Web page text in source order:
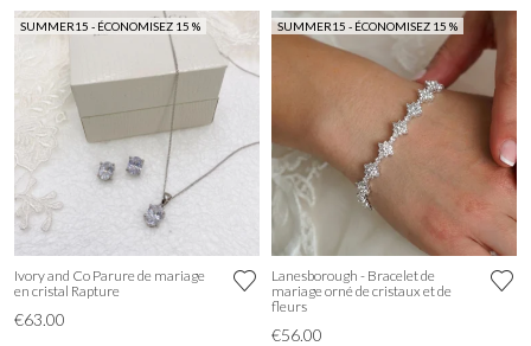
SUMMER15 - ÉCONOMISEZ 15 %
Ivory and Co Parure de mariage
en cristal Rapture
€63.00
SUMMER15 - ÉCONOMISEZ 15 %
Lanesborough - Bracelet de
mariage orné de cristaux et de
fleurs
€56.00